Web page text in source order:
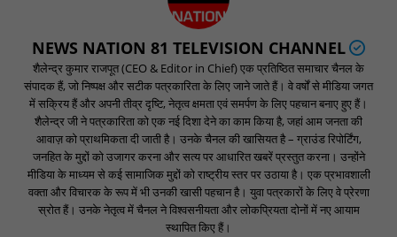
NEWS NATION 81 TELEVISION CHANNEL
शैलेन्द्र कुमार राजपूत (CEO & Editor in Chief) एक प्रतिष्ठित समाचार चैनल के
संपादक हैं, जो निष्पक्ष और सटीक पत्रकारिता के लिए जाने जाते हैं। वे वर्षों से मीडिया जगत
में सक्रिय हैं और अपनी तीव्र दृष्टि, नेतृत्व क्षमता एवं समर्पण के लिए पहचान बनाए हुए हैं।
शैलेन्द्र जी ने पत्रकारिता को एक नई दिशा देने का काम किया है, जहां आम जनता की
आवाज़ को प्राथमिकता दी जाती है। उनके चैनल की खासियत है – ग्राउंड रिपोर्टिंग,
जनहित के मुद्दों को उजागर करना और सत्य पर आधारित खबरें प्रस्तुत करना। उन्होंने
मीडिया के माध्यम से कई सामाजिक मुद्दों को राष्ट्रीय स्तर पर उठाया है। एक प्रभावशाली
वक्ता और विचारक के रूप में भी उनकी खासी पहचान है। युवा पत्रकारों के लिए वे प्रेरणा
स्रोत हैं। उनके नेतृत्व में चैनल ने विश्वसनीयता और लोकप्रियता दोनों में नए आयाम
स्थापित किए हैं।